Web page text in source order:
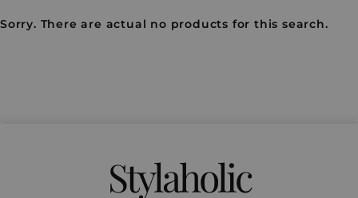
Sorry. There are actual no products for this search.
Stylaholic